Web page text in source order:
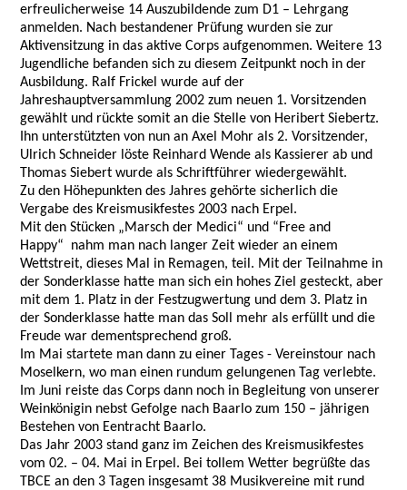
erfreulicherweise 14 Auszubildende zum D1 – Lehrgang
anmelden. Nach bestandener Prüfung wurden sie zur
Aktivensitzung in das aktive Corps aufgenommen. Weitere 13
Jugendliche befanden sich zu diesem Zeitpunkt noch in der
Ausbildung. Ralf Frickel wurde auf der
Jahreshauptversammlung 2002 zum neuen 1. Vorsitzenden
gewählt und rückte somit an die Stelle von Heribert Siebertz.
Ihn unterstützten von nun an Axel Mohr als 2. Vorsitzender,
Ulrich Schneider löste Reinhard Wende als Kassierer ab und
Thomas Siebert wurde als Schriftführer wiedergewählt.
Zu den Höhepunkten des Jahres gehörte sicherlich die
Vergabe des Kreismusikfestes 2003 nach Erpel.
Mit den Stücken „Marsch der Medici“ und “Free and
Happy“ nahm man nach langer Zeit wieder an einem
Wettstreit, dieses Mal in Remagen, teil. Mit der Teilnahme in
der Sonderklasse hatte man sich ein hohes Ziel gesteckt, aber
mit dem 1. Platz in der Festzugwertung und dem 3. Platz in
der Sonderklasse hatte man das Soll mehr als erfüllt und die
Freude war dementsprechend groß.
Im Mai startete man dann zu einer Tages - Vereinstour nach
Moselkern, wo man einen rundum gelungenen Tag verlebte.
Im Juni reiste das Corps dann noch in Begleitung von unserer
Weinkönigin nebst Gefolge nach Baarlo zum 150 – jährigen
Bestehen von Eentracht Baarlo.
Das Jahr 2003 stand ganz im Zeichen des Kreismusikfestes
vom 02. – 04. Mai in Erpel. Bei tollem Wetter begrüßte das
TBCE an den 3 Tagen insgesamt 38 Musikvereine mit rund